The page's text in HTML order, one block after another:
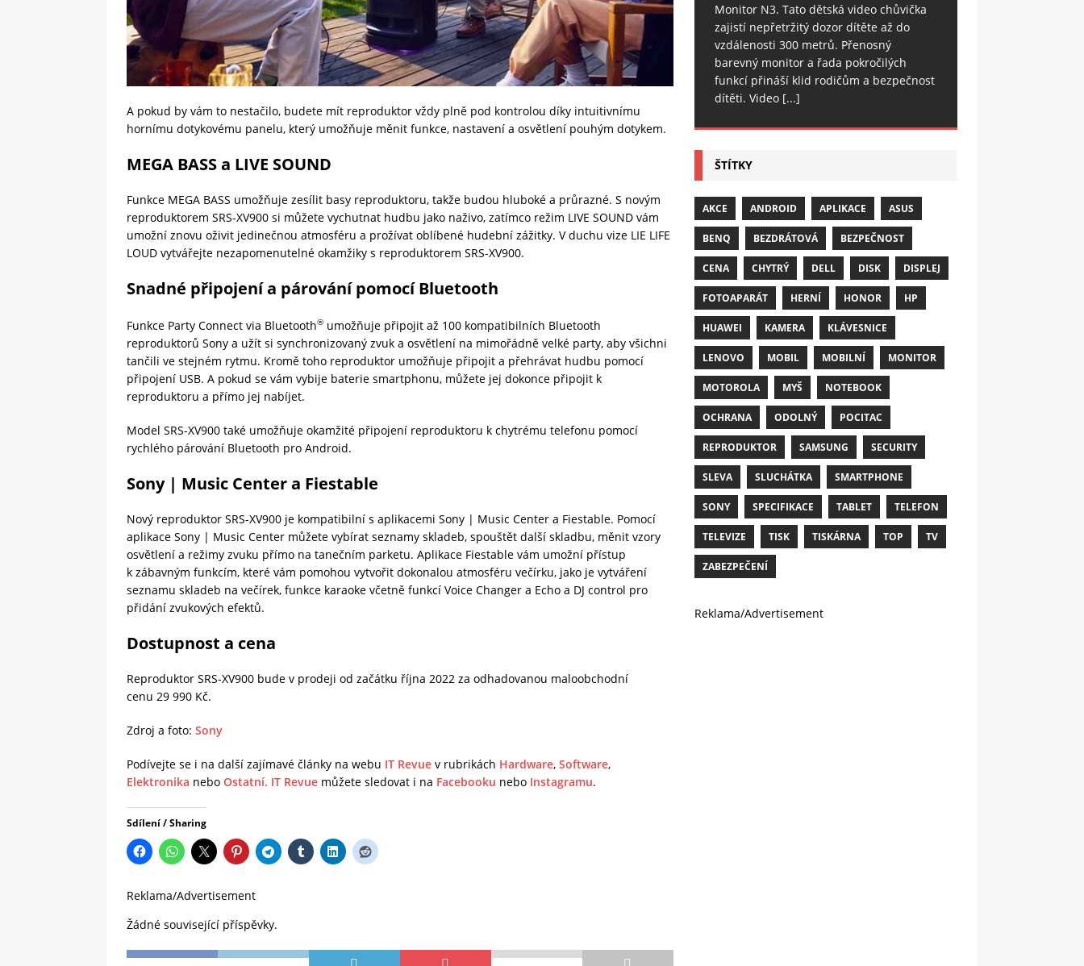
A pokud by vám to nestačilo, budete mít reproduktor vždy plně pod kontrolou díky intuitivnímu
hornímu dotykovému panelu, který umožňuje měnit funkce, nastavení a osvětlení pouhým dotykem.
MEGA BASS a LIVE SOUND
Funkce MEGA BASS umožňuje zesílit basy reproduktoru, takže budou hluboké a průrazné. S novým
reproduktorem SRS-XV900 si můžete vychutnat hudbu jako naživo, zatímco režim LIVE SOUND vám
umožní znovu oživit jedinečnou atmosféru a prožívat oblíbené hudební zážitky. V duchu vize LIE LIFE
LOUD vytvářejte nezapomenutelné okamžiky s reproduktorem SRS-XV900.
Snadné připojení a párování pomocí Bluetooth
Funkce Party Connect via Bluetooth® umožňuje připojit až 100 kompatibilních Bluetooth
reproduktorů Sony a užít si synchronizovaný zvuk a osvětlení na mimořádně velké party, aby všichni
tančili ve stejném rytmu. Kromě toho reproduktor umožňuje připojit a přehrávat hudbu pomocí
připojení USB. A pokud se vám vybije baterie smartphonu, můžete jej dokonce připojit k
reproduktoru a přímo jej nabíjet.
Model SRS-XV900 také umožňuje okamžité připojení reproduktoru k chytrému telefonu pomocí
rychlého párování Bluetooth pro Android.
Sony | Music Center a Fiestable
Nový reproduktor SRS-XV900 je kompatibilní s aplikacemi Sony | Music Center a Fiestable. Pomocí
aplikace Sony | Music Center můžete vybírat seznamy skladeb, spouštět další skladbu, měnit vzory
osvětlení a režimy zvuku přímo na tanečním parketu. Aplikace Fiestable vám umožní přístup
k zábavným funkcím, které vám pomohou vytvořit dokonalou atmosféru večírku, jako je vytváření
seznamu skladeb na večírek, funkce karaoke včetně funkcí Voice Changer a Echo a DJ control pro
přidání zvukových efektů.
Dostupnost a cena
Reproduktor SRS-XV900 bude v prodeji od začátku října 2022 za odhadovanou maloobchodní
cenu 29 990 Kč.
Zdroj a foto: Sony
Podívejte se i na další zajímavé články na webu IT Revue v rubrikách Hardware, Software,
Elektronika nebo Ostatní. IT Revue můžete sledovat i na Facebooku nebo Instagramu.
Sdílení / Sharing
Reklama/Advertisement
Žádné související příspěvky.
Monitor N3. Tato dětská video chůvička
zajistí nepřetržitý dozor dítěte až do
vzdálenosti 300 metrů. Přenosný
barevný monitor a řada pokročilých
funkcí přináší klid rodičům a bezpečnost
dítěti. Video [...]
ŠTÍTKY
AKCE ANDROID APLIKACE ASUS
BENQ BEZDRÁTOVÁ BEZPEČNOST
CENA CHYTRÝ DELL DISK DISPLEJ
FOTOAPARÁT HERNÍ HONOR HP
HUAWEI KAMERA KLÁVESNICE
LENOVO MOBIL MOBILNÍ MONITOR
MOTOROLA MYŠ NOTEBOOK
OCHRANA ODOLNÝ POCITAC
REPRODUKTOR SAMSUNG SECURITY
SLEVA SLUCHÁTKA SMARTPHONE
SONY SPECIFIKACE TABLET TELEFON
TELEVIZE TISK TISKÁRNA TOP TV
ZABEZPEČENÍ
Reklama/Advertisement